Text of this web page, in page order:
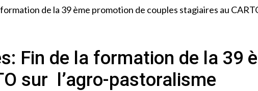
de la 39 ème promotion de couples stagiaires au
Fin de la formation de la 39
sur l’agro-pastoralisme